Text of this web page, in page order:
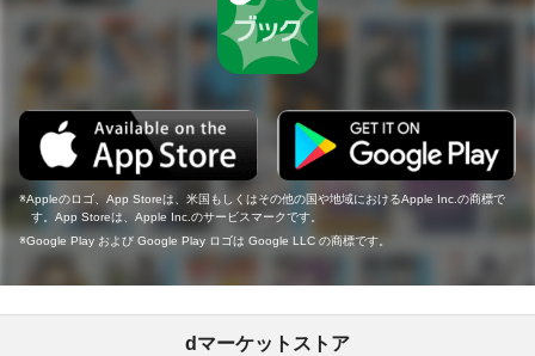
Appleのロゴ、App Storeは、米国もしくはその他の国や地域におけるApple Inc.の商標で
す。App Storeは、Apple Inc.のサービスマークです。
Google Play および Google Play ロゴは Google LLC の商標です。
dマーケットストア